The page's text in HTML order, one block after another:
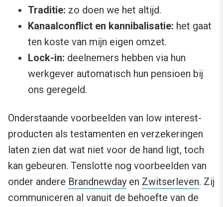
Traditie: zo doen we het altijd.
Kanaalconflict en kannibalisatie: het gaat
ten koste van mijn eigen omzet.
Lock-in: deelnemers hebben via hun
werkgever automatisch hun pensioen bij
ons geregeld.
Onderstaande voorbeelden van low interest-
producten als testamenten en verzekeringen
laten zien dat wat niet voor de hand ligt, toch
kan gebeuren. Tenslotte nog voorbeelden van
onder andere Brandnewday en Zwitserleven. Zij
communiceren al vanuit de behoefte van de